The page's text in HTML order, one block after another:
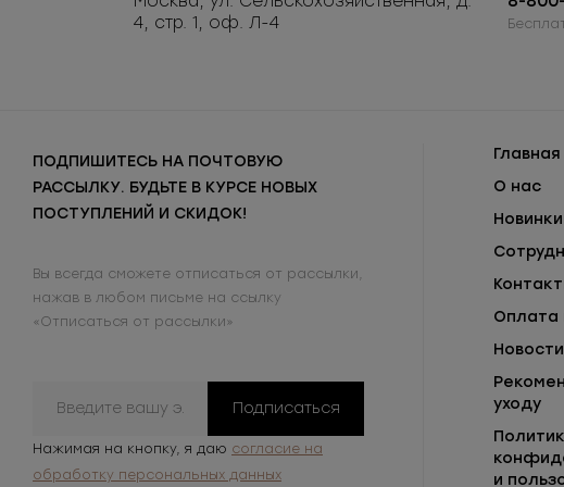
4, стр. 1, оф. Л-4
ПОДПИШИТЕСЬ НА ПОЧТОВУЮ
РАССЫЛКУ. БУДЬТЕ В КУРСЕ НОВЫХ
ПОСТУПЛЕНИЙ И СКИДОК!
Вы всегда сможете отписаться от рассылки,
нажав в любом письме на ссылку
«Отписаться от рассылки»
Подписаться
Нажимая на кнопку, я даю согласие на
обработку персональных данных
Главная
О нас
Новинки
Оплата
Новости
уходу
и